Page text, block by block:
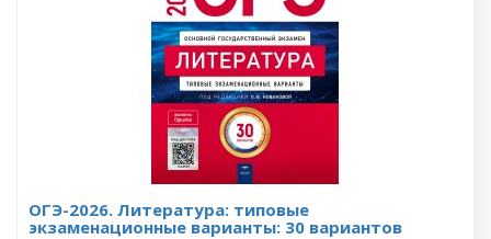
ОГЭ-2026. Литература: типовые
экзаменационные варианты: 30 вариантов